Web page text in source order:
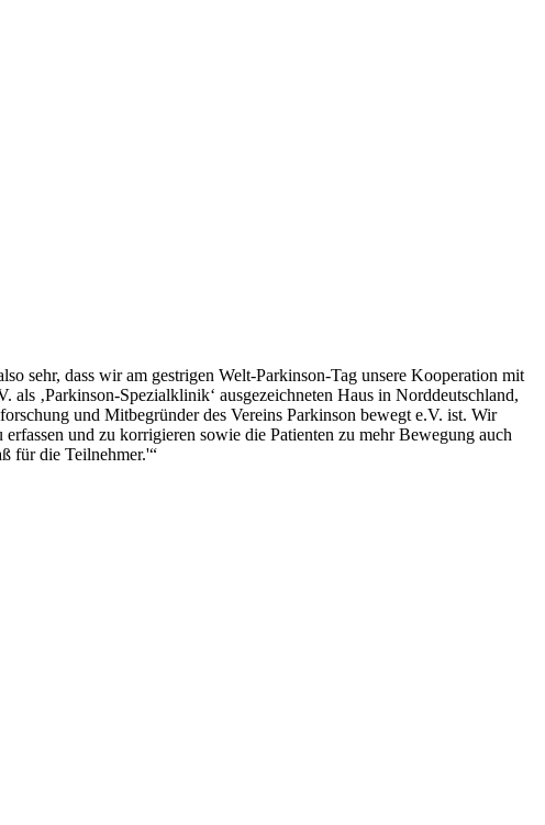
sehr, dass wir am gestrigen Welt-Parkinson-Tag unsere Kooperation mit
‚Parkinson-Spezialklinik‘ ausgezeichneten Haus in Norddeutschland,
und Mitbegründer des Vereins Parkinson bewegt e.V. ist. Wir
und zu korrigieren sowie die Patienten zu mehr Bewegung auch
für die Teilnehmer.'“